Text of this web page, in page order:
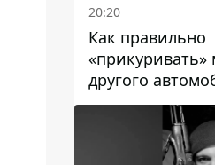
20:20
Как правильно
другого
инструкция